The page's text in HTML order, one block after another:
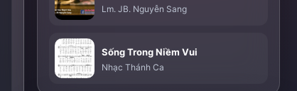
Lm. JB. Nguyễn Sang
Sống Trong Niềm Vui
Nhạc Thánh Ca